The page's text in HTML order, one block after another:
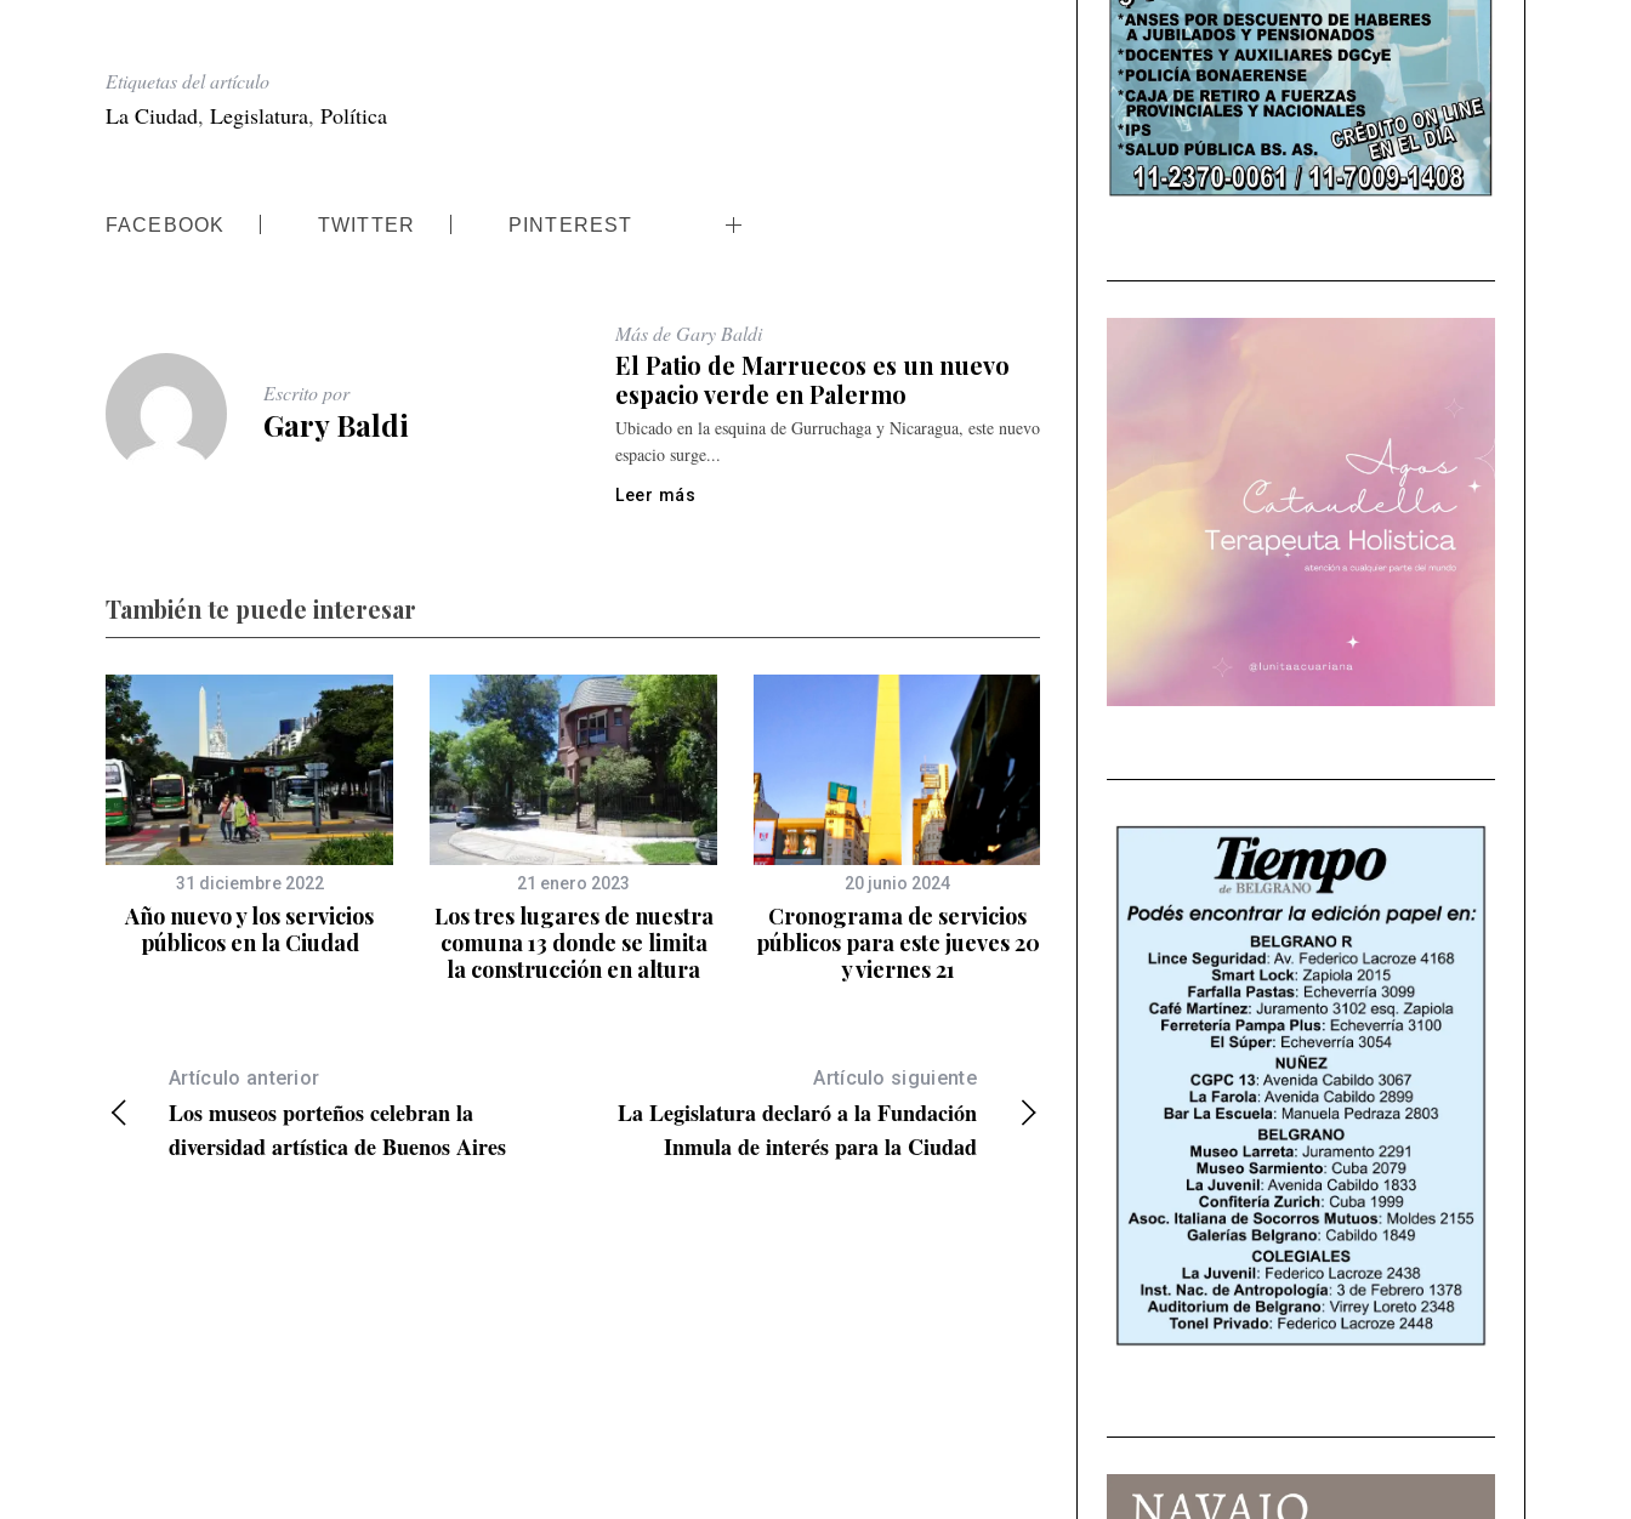
Etiquetas del artículo
La Ciudad, Legislatura, Política
FACEBOOK TWITTER PINTEREST
Escrito por
Gary Baldi
Más de Gary Baldi
El Patio de Marruecos es un nuevo
espacio verde en Palermo
Ubicado en la esquina de Gurruchaga y Nicaragua, este nuevo
espacio surge...
Leer más
También te puede interesar
31 diciembre 2022
Año nuevo y los servicios
públicos en la Ciudad
21 enero 2023
Los tres lugares de nuestra
comuna 13 donde se limita
la construcción en altura
20 junio 2024
Cronograma de servicios
públicos para este jueves 20
y viernes 21
Artículo anterior
Los museos porteños celebran la
diversidad artística de Buenos Aires
Artículo siguiente
La Legislatura declaró a la Fundación
Inmula de interés para la Ciudad